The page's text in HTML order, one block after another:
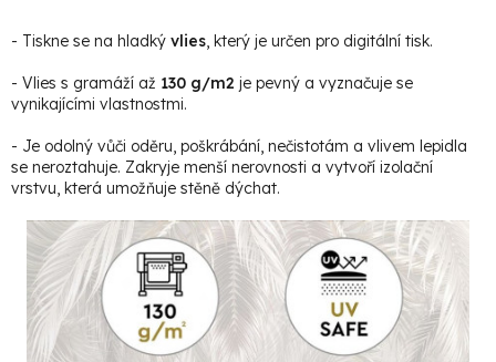
- Tiskne se na hladký vlies, který je určen pro digitální tisk.
- Vlies s gramáží až 130 g/m2 je pevný a vyznačuje se
vynikajícími vlastnostmi.
- Je odolný vůči oděru, poškrábání, nečistotám a vlivem lepidla
se neroztahuje. Zakryje menší nerovnosti a vytvoří izolační
vrstvu, která umožňuje stěně dýchat.